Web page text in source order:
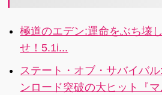
た
極道のエデン:運命をぶち壊
せ！5.1i...
ステート・オブ・サバイバ
ンロード突破の大ヒット『